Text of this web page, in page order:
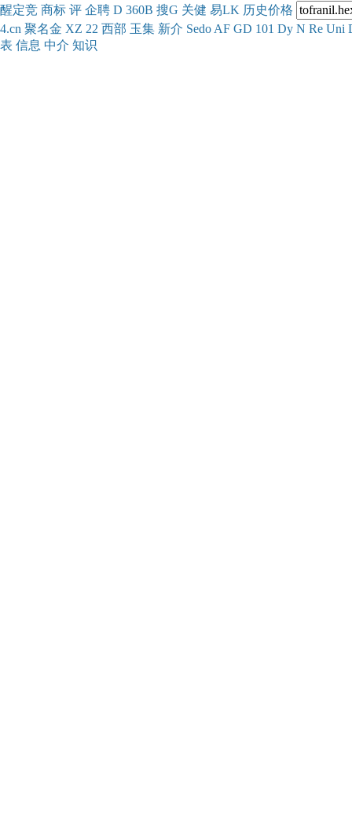
醒定竞 商标 评 企聘 D 360B 搜G 关健 易LK 历史价格
4.cn 聚名金 XZ 22 西部 玉集 新介 Sedo AF GD 101 Dy N Re Uni
表 信息 中介 知识